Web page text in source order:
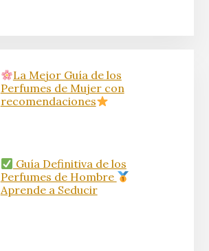
La Mejor Guía de los
Perfumes de Mujer con
recomendaciones
Guía Definitiva de los
Perfumes de Hombre
Aprende a Seducir